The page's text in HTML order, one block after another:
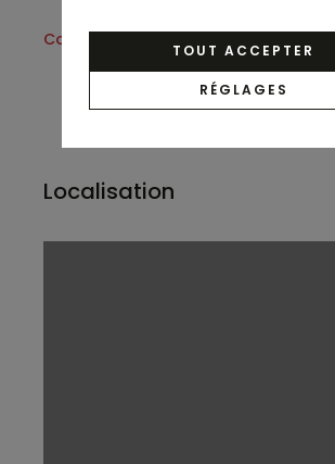
Consulter les honoraires
Localisation
TOUT ACCEPTER
RÉGLAGES